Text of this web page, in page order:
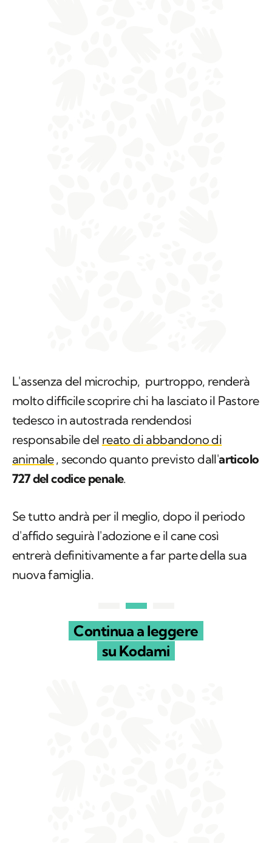
L'assenza del microchip, purtroppo, renderà
molto difficile scoprire chi ha lasciato il Pastore
tedesco in autostrada rendendosi
responsabile del reato di abbandono di
animale, secondo quanto previsto dall'articolo
727 del codice penale.
Se tutto andrà per il meglio, dopo il periodo
d'affido seguirà l'adozione e il cane così
entrerà definitivamente a far parte della sua
nuova famiglia.
Continua a leggere
su Kodami